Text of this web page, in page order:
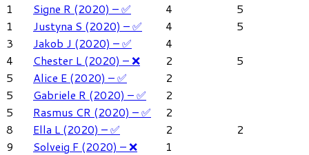
1
Signe R (2020) – ✅ 4
5
1
Justyna S (2020) – ✅ 4
5
3
Jakob J (2020) – ✅
4
4
Chester L (2020) – ❌ 2
5
5
Alice E (2020) – ✅
2
5
Gabriele R (2020) – ✅
2
5
Rasmus CR (2020) – ✅
2
8
Ella L (2020) – ✅ 2
2
9
Solveig F (2020) – ❌
1